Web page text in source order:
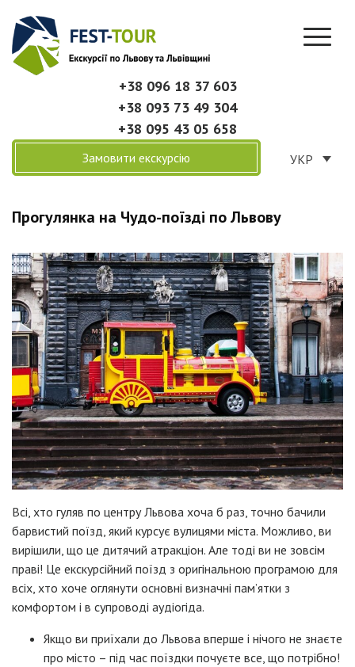
+38 096 18 37 603
+38 093 73 49 304
+38 095 43 05 658
УКР
Замовити екскурсію
Прогулянка на Чудо-поїзді по Львову
Всі, хто гуляв по центру Львова хоча б раз, точно бачили
барвистий поїзд, який курсує вулицями міста. Можливо, ви
вирішили, що це дитячий атракціон. Але тоді ви не зовсім
праві! Це екскурсійний поїзд з оригінальною програмою для
всіх, хто хоче оглянути основні визначні пам’ятки з
комфортом і в супроводі аудіогіда.
Якщо ви приїхали до Львова вперше і нічого не знаєте
про місто – під час поїздки почуєте все, що потрібно!